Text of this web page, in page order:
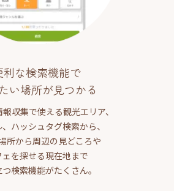
利な検索機能で
い場所が見つかる
収集で使える観光エリア、
ハッシュタグ検索から、
所から周辺の見どころや
ェを探せる現在地まで
検索機能がたくさん。